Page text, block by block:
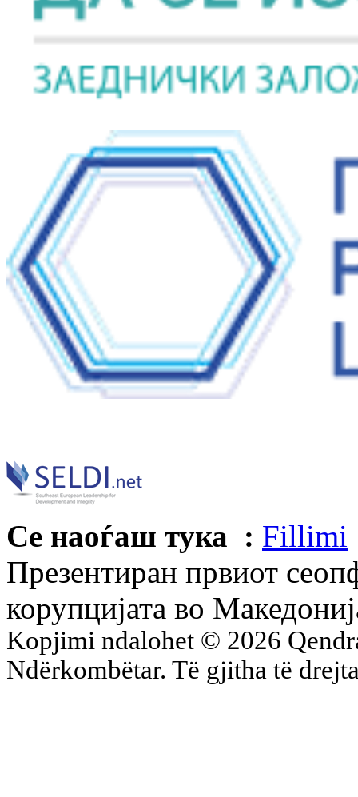
Се наоѓаш тука : Fillimi
Презентиран првиот
корупцијата во
Kopjimi ndalohet © 2026
Ndërkombëtar. Të gjitha të